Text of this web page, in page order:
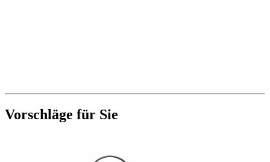
Vorschläge für Sie